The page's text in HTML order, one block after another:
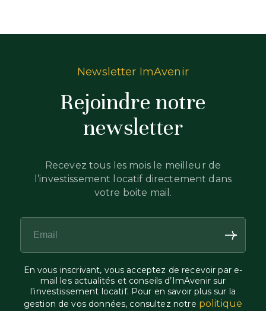
Newsletter ImAvenir
Rejoindre notre
newsletter
Recevez tous les mois le meilleur de
l’investissement locatif directement dans
votre boite mail.
En vous inscrivant, vous acceptez de recevoir par e-
mail les actualités et conseils d’ImAvenir sur
l’investissement locatif. Pour en savoir plus sur la
gestion de vos données, consultez notre politique